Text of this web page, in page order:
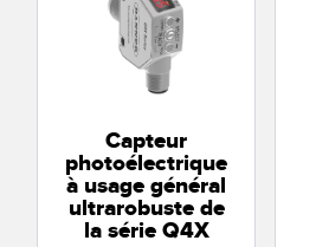
Capteur
photoélectrique
à usage général
ultrarobuste de
la série Q4X